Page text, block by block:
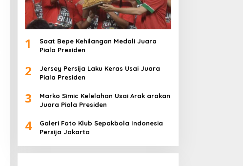
1
Saat Bepe Kehilangan Medali Juara
Piala Presiden
2
Jersey Persija Laku Keras Usai Juara
Piala Presiden
3
Marko Simic Kelelahan Usai Arak arakan
Juara Piala Presiden
4
Galeri Foto Klub Sepakbola Indonesia
Persija Jakarta